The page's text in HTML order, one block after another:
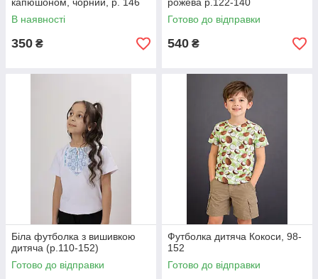
В наявності
350 ₴
Готово до відправки
540 ₴
Біла футболка з вишивкою
дитяча (р.110-152)
Готово до відправки
Футболка дитяча Кокоси, 98-
152
Готово до відправки